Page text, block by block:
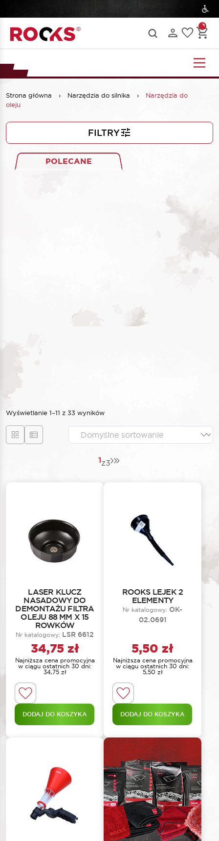
Strona główna › Narzędzia do silnika ›
Narzędzia do
oleju
FILTRY
POLECANE
Wyświetlanie 1–11 z 33 wyników
1z3
LASER KLUCZ
NASADOWY DO
DEMONTAŻU FILTRA
OLEJU 88 MM X 15
ROWKÓW
Nr katalogowy: LSR 6612
34,75 zł
Najniższa cena promocyjna
w ciągu ostatnich 30 dni:
34,75 zł
DODAJ DO KOSZYKA
ROOKS LEJEK 2
ELEMENTY
Nr katalogowy: OK-
02.0691
5,50 zł
Najniższa cena promocyjna
w ciągu ostatnich 30 dni:
5,50 zł
DODAJ DO KOSZYKA